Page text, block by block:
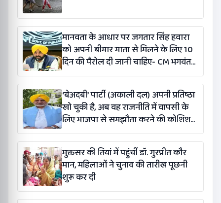
मानवता के आधार पर जगतार सिंह हवारा
को अपनी बीमार माता से मिलने के लिए 10
दिन की पैरोल दी जानी चाहिए- CM भगवंत
सिंह मान
‘बेअदबी’ पार्टी (अकाली दल) अपनी प्रतिष्ठा
खो चुकी है, अब वह राजनीति में वापसी के
लिए भाजपा से समझौता करने की कोशिश
कर रही है: बलतेज पन्नू
मुक्तसर की तियां में पहुंचीं डॉ. गुरप्रीत कौर
मान, महिलाओं ने चुनाव की तारीख पूछनी
शुरू कर दी